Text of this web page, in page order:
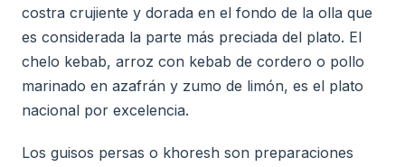
costra crujiente y dorada en el fondo de la olla que
es considerada la parte más preciada del plato. El
chelo kebab, arroz con kebab de cordero o pollo
marinado en azafrán y zumo de limón, es el plato
nacional por excelencia.
Los guisos persas o khoresh son preparaciones